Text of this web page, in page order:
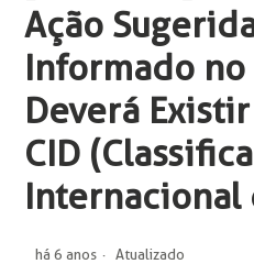
Ação
Informado no
Deverá
CID
Internacional
há 6 anos Atualizado